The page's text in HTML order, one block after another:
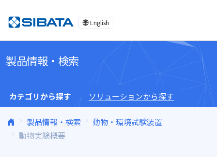
English
製品情報・検索
カテゴリから探す ソリューションから探す
製品情報・検索
動物・環境試験装置
動物実験概要